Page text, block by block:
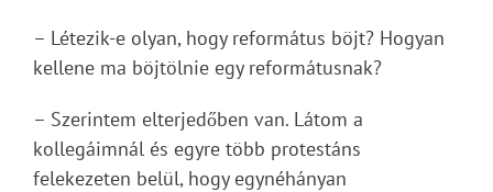
– Létezik-e olyan, hogy református böjt? Hogyan
kellene ma böjtölnie egy reformátusnak?
– Szerintem elterjedőben van. Látom a
kollegáimnál és egyre több protestáns
felekezeten belül, hogy egynéhányan